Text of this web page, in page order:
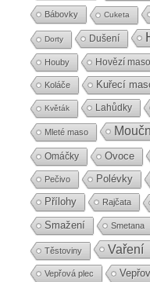
Bábovky Cuketa
Dorty Dušení
Houby Hovězí maso
Koláče Kuřecí
Květák Lahůdky
Mleté maso
Omáčky Ovoce
Pečivo Polévky
Přílohy Rajčata
Smažení
Smetana
Těstoviny Vaření
Vepřová plec